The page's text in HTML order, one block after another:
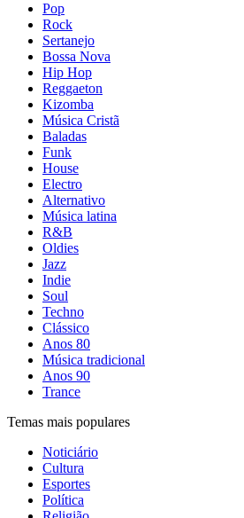
Pop
Rock
Sertanejo
Bossa Nova
Hip Hop
Reggaeton
Kizomba
Música Cristã
Baladas
Funk
House
Electro
Alternativo
Música latina
R&B
Oldies
Jazz
Indie
Soul
Techno
Clássico
Anos 80
Música tradicional
Anos 90
Trance
Temas mais populares
Noticiário
Cultura
Esportes
Política